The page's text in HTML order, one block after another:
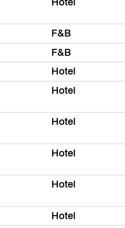
F&B
F&B
Hotel
Hotel
Hotel
Hotel
Hotel
Hotel